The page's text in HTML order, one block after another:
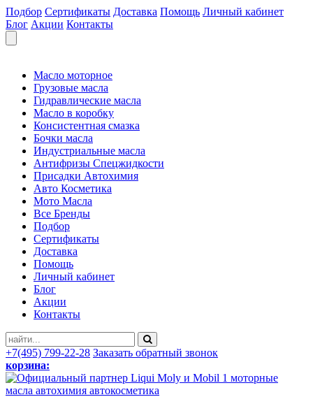
Подбор Сертификаты Доставка Помощь Личный кабинет
Блог Акции Контакты
Масло моторное
Грузовые масла
Гидравлические масла
Масло в коробку
Консистентная смазка
Бочки масла
Индустриальные масла
Антифризы Спецжидкости
Присадки Автохимия
Авто Косметика
Мото Масла
Все Бренды
Подбор
Сертификаты
Доставка
Помощь
Личный кабинет
Блог
Акции
Контакты
+7(495) 799-22-28 Заказать обратный звонок
корзина:
моторные
масла автохимия автокосметика